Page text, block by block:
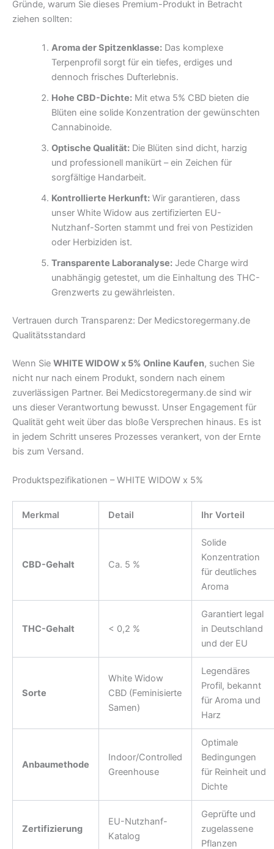
Gründe, warum Sie dieses Premium-Produkt in Betracht
ziehen sollten:
Aroma der Spitzenklasse:Das komplexe
Terpenprofil sorgt für ein tiefes, erdiges und
dennoch frisches Dufterlebnis.
Hohe CBD-Dichte:Mit etwa 5% CBD bieten die
Blüten eine solide Konzentration der gewünschten
Cannabinoide.
Optische Qualität:Die Blüten sind dicht, harzig
und professionell manikürt – ein Zeichen für
sorgfältige Handarbeit.
Kontrollierte Herkunft:Wir garantieren, dass
unser White Widow aus zertifizierten EU-
Nutzhanf-Sorten stammt und frei von Pestiziden
oder Herbiziden ist.
Transparente Laboranalyse:Jede Charge wird
unabhängig getestet, um die Einhaltung des THC-
Grenzwerts zu gewährleisten.
Vertrauen durch Transparenz: Der Medicstoregermany.de
Qualitätsstandard
Wenn Sie WHITE WIDOW x 5% Online Kaufen, suchen Sie
nicht nur nach einem Produkt, sondern nach einem
zuverlässigen Partner. Bei Medicstoregermany.de sind wir
uns dieser Verantwortung bewusst. Unser Engagement für
Qualität geht weit über das bloße Versprechen hinaus. Es ist
in jedem Schritt unseres Prozesses verankert, von der Ernte
bis zum Versand.
Produktspezifikationen – WHITE WIDOW x 5%
Merkmal Detail Ihr Vorteil
CBD-Gehalt Ca. 5 %
Solide
Konzentration
für deutliches
Aroma
THC-Gehalt < 0,2 %
Garantiert legal
in Deutschland
und der EU
Sorte
White Widow
CBD (Feminisierte
Samen)
Legendäres
Profil, bekannt
für Aroma und
Harz
Anbaumethode
Indoor/Controlled
Greenhouse
Optimale
Bedingungen
für Reinheit und
Dichte
Zertifizierung
EU-Nutzhanf-
Katalog
Geprüfte und
zugelassene
Pflanzen